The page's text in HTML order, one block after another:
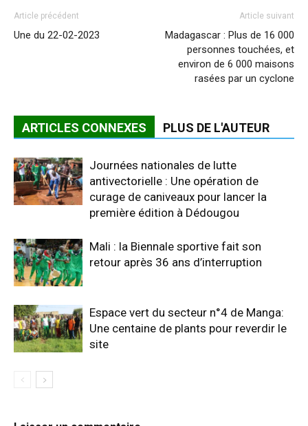
Article précédent
Une du 22-02-2023
Article suivant
Madagascar : Plus de 16 000
personnes touchées, et
environ de 6 000 maisons
rasées par un cyclone
ARTICLES CONNEXES PLUS DE L'AUTEUR
Journées nationales de lutte
antivectorielle : Une opération de
curage de caniveaux pour lancer la
première édition à Dédougou
Mali : la Biennale sportive fait son
retour après 36 ans d’interruption
Espace vert du secteur n°4 de Manga:
Une centaine de plants pour reverdir le
site